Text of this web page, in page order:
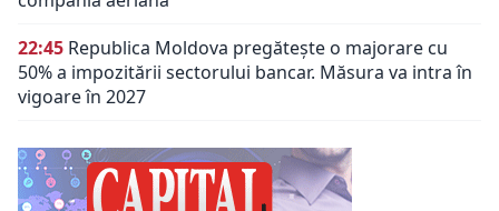
22:45 Republica Moldova pregătește o majorare cu
50% a impozitării sectorului bancar. Măsura va intra în
vigoare în 2027